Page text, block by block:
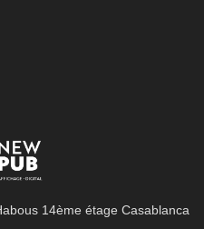
14ème étage Casablanca